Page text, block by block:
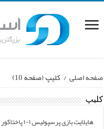
صفحه اصلی / کلیپ(صفحه 10)
کلیپ
هایلایت بازی پرسپولیس ۱-۱ پاختاکور لیگ قهرمانان آسیا ۲۰۱۹